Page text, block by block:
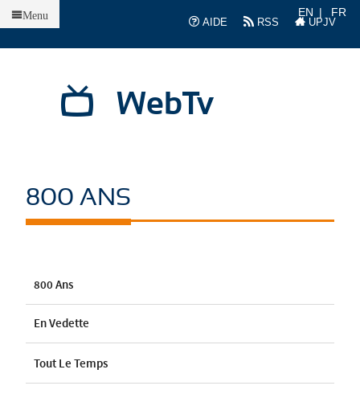
AIDE
RSS UPJV
EN FR
WebTv
Menu
800 ANS
800 Ans
En Vedette
Tout Le Temps